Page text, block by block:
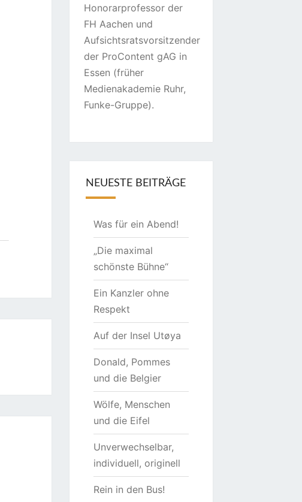
Honorarprofessor der
FH Aachen und
Aufsichtsratsvorsitzender
der ProContent gAG in
Essen (früher
Medienakademie Ruhr,
Funke-Gruppe).
NEUESTE BEITRÄGE
Was für ein Abend!
„Die maximal
schönste Bühne“
Ein Kanzler ohne
Respekt
Auf der Insel Utøya
Donald, Pommes
und die Belgier
Wölfe, Menschen
und die Eifel
Unverwechselbar,
individuell, originell
Rein in den Bus!